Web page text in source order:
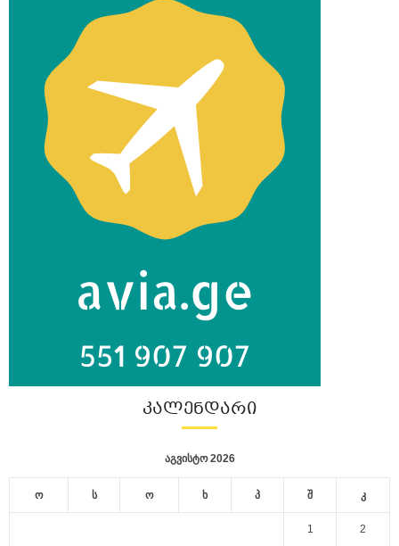
ᲙᲐᲚᲔᲜᲓᲐᲠᲘ
აგვისტო 2026
ო ს ო ხ პ შ კ
1 2